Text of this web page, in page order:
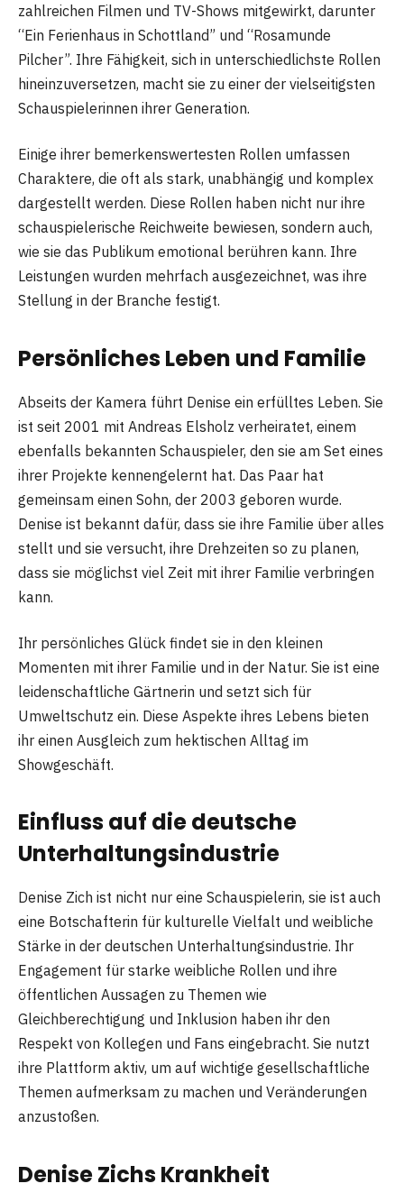
zahlreichen Filmen und TV-Shows mitgewirkt, darunter
“Ein Ferienhaus in Schottland” und “Rosamunde
Pilcher”. Ihre Fähigkeit, sich in unterschiedlichste Rollen
hineinzuversetzen, macht sie zu einer der vielseitigsten
Schauspielerinnen ihrer Generation.
Einige ihrer bemerkenswertesten Rollen umfassen
Charaktere, die oft als stark, unabhängig und komplex
dargestellt werden. Diese Rollen haben nicht nur ihre
schauspielerische Reichweite bewiesen, sondern auch,
wie sie das Publikum emotional berühren kann. Ihre
Leistungen wurden mehrfach ausgezeichnet, was ihre
Stellung in der Branche festigt.
Persönliches Leben und Familie
Abseits der Kamera führt Denise ein erfülltes Leben. Sie
ist seit 2001 mit Andreas Elsholz verheiratet, einem
ebenfalls bekannten Schauspieler, den sie am Set eines
ihrer Projekte kennengelernt hat. Das Paar hat
gemeinsam einen Sohn, der 2003 geboren wurde.
Denise ist bekannt dafür, dass sie ihre Familie über alles
stellt und sie versucht, ihre Drehzeiten so zu planen,
dass sie möglichst viel Zeit mit ihrer Familie verbringen
kann.
Ihr persönliches Glück findet sie in den kleinen
Momenten mit ihrer Familie und in der Natur. Sie ist eine
leidenschaftliche Gärtnerin und setzt sich für
Umweltschutz ein. Diese Aspekte ihres Lebens bieten
ihr einen Ausgleich zum hektischen Alltag im
Showgeschäft.
Einfluss auf die deutsche
Unterhaltungsindustrie
Denise Zich ist nicht nur eine Schauspielerin, sie ist auch
eine Botschafterin für kulturelle Vielfalt und weibliche
Stärke in der deutschen Unterhaltungsindustrie. Ihr
Engagement für starke weibliche Rollen und ihre
öffentlichen Aussagen zu Themen wie
Gleichberechtigung und Inklusion haben ihr den
Respekt von Kollegen und Fans eingebracht. Sie nutzt
ihre Plattform aktiv, um auf wichtige gesellschaftliche
Themen aufmerksam zu machen und Veränderungen
anzustoßen.
Denise Zichs Krankheit